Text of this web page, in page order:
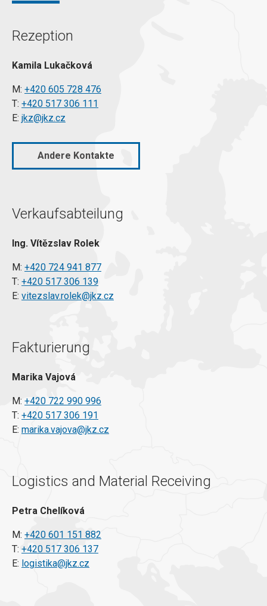
Rezeption
Kamila Lukačková
M: +420 605 728 476
T: +420 517 306 111
E: jkz@jkz.cz
Andere Kontakte
Verkaufsabteilung
Ing. Vítězslav Rolek
M: +420 724 941 877
T: +420 517 306 139
E: vitezslav.rolek@jkz.cz
Fakturierung
Marika Vajová
M: +420 722 990 996
T: +420 517 306 191
E: marika.vajova@jkz.cz
Logistics and Material Receiving
Petra Chelíková
M: +420 601 151 882
T: +420 517 306 137
E: logistika@jkz.cz